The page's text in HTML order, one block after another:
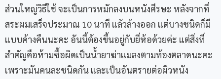
ส่วนใหญ่วิธีใช้ จะเป็นการหมักลงบนหนังศีรษะ หลังจากที่
สระผมเสร็จประมาณ 10 นาที แล้วล้างออก แต่บางชนิดก็มี
แบบค้างคืนนะคะ อันนี้ต้องขึ้นอยู่กับยี่ห้อด้วยค่ะ แต่สิ่งที่
สำคัญคือห้ามซื้อผิดเป็นน้ำยาฆ่าแมลงตามท้องตลาดนะคะ
เพราะมันคนละชนิดกัน และเป็นอันตรายต่อผิวหนัง